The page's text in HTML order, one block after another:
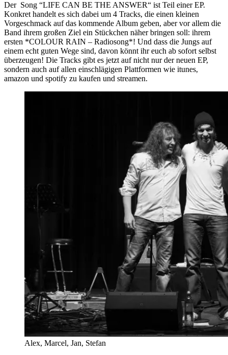
Der Song “LIFE CAN BE THE ANSWER“ ist Teil einer EP.
Konkret handelt es sich dabei um 4 Tracks, die einen kleinen
Vorgeschmack auf das kommende Album geben, aber vor allem die
Band ihrem großen Ziel ein Stückchen näher bringen soll: ihrem
ersten *COLOUR RAIN – Radiosong*! Und dass die Jungs auf
einem echt guten Wege sind, davon könnt ihr euch ab sofort selbst
überzeugen! Die Tracks gibt es jetzt auf nicht nur der neuen EP,
sondern auch auf allen einschlägigen Plattformen wie itunes,
amazon und spotify zu kaufen und streamen.
Alex, Marcel, Jan, Stefan Foto: